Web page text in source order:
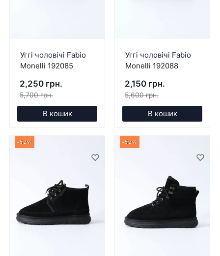
Уггі чоловічі Fabio
Monelli 192085
2,250 грн.
5,700 грн.
В кошик
Уггі чоловічі Fabio
Monelli 192088
2,150 грн.
5,600 грн.
В кошик
-62% -62%